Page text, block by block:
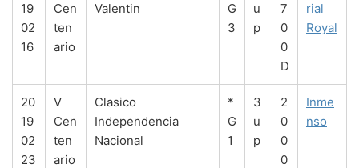
19
02
16
Cen
ten
ario
Valentin
G
3
u
p
7
0
0
D
rial
Royal
20
19
02
23
V
Cen
ten
ario
Clasico
Independencia
Nacional
*
G
1
3
u
p
2
0
0
0
Inme
nso